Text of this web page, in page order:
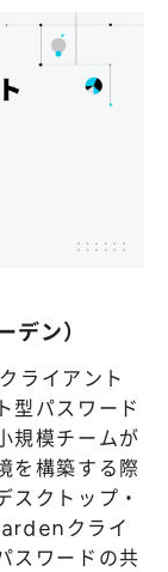
ン）
イアント
型パスワード
規模チームが
を構築する際
スクトップ・
クライ
スワードの共